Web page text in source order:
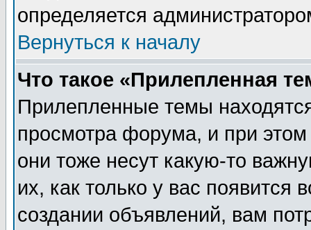
определяется
Вернуться к началу
Что такое «Прилепленная
Прилепленные темы
просмотра форума, и при
они тоже несут какую-то
их, как только у вас появится
создании объявлений, вам